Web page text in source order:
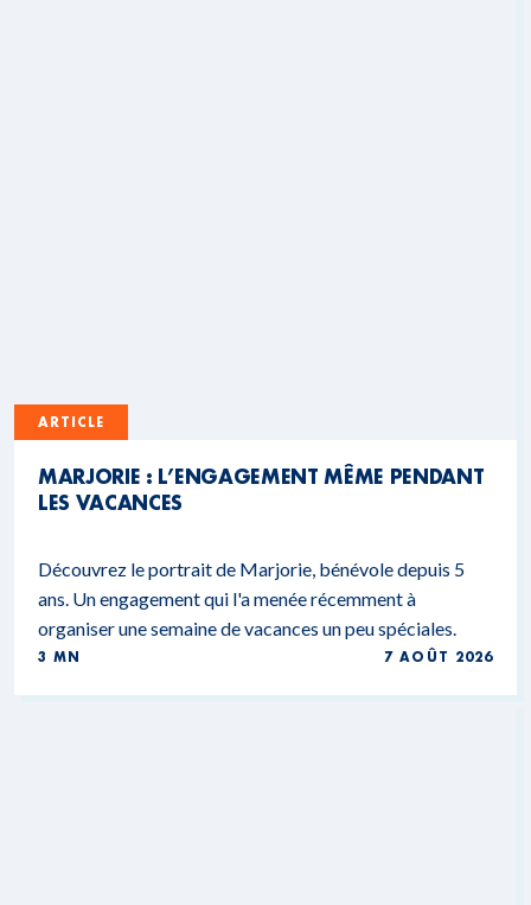
ARTICLE
MARJORIE : L’ENGAGEMENT MÊME PENDANT
LES VACANCES
Découvrez le portrait de Marjorie, bénévole depuis 5
ans. Un engagement qui l'a menée récemment à
organiser une semaine de vacances un peu spéciales.
3 MN 7 AOÛT 2026